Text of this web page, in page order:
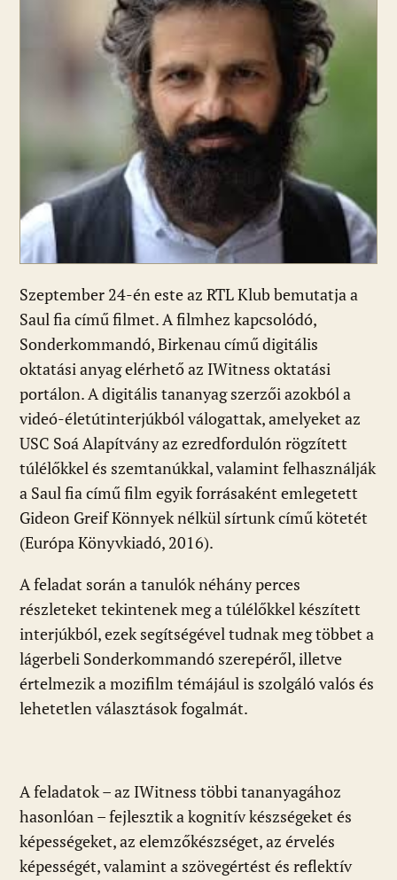
Szeptember 24-én este az RTL Klub bemutatja a
Saul fia című filmet. A filmhez kapcsolódó,
Sonderkommandó, Birkenau című digitális
oktatási anyag elérhető az IWitness oktatási
portálon. A digitális tananyag szerzői azokból a
videó-életútinterjúkból válogattak, amelyeket az
USC Soá Alapítvány az ezredfordulón rögzített
túlélőkkel és szemtanúkkal, valamint felhasználják
a Saul fia című film egyik forrásaként emlegetett
Gideon Greif Könnyek nélkül sírtunk című kötetét
(Európa Könyvkiadó, 2016).
A feladat során a tanulók néhány perces
részleteket tekintenek meg a túlélőkkel készített
interjúkból, ezek segítségével tudnak meg többet a
lágerbeli Sonderkommandó szerepéről, illetve
értelmezik a mozifilm témájául is szolgáló valós és
lehetetlen választások fogalmát.
A feladatok – az IWitness többi tananyagához
hasonlóan – fejlesztik a kognitív készségeket és
képességeket, az elemzőkészséget, az érvelés
képességét, valamint a szövegértést és reflektív